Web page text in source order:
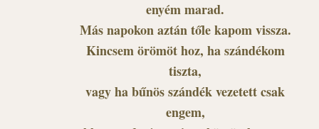
enyém marad.
Más napokon aztán tőle kapom vissza.
Kincsem örömöt hoz, ha szándékom
tiszta,
vagy ha bűnös szándék vezetett csak
engem,